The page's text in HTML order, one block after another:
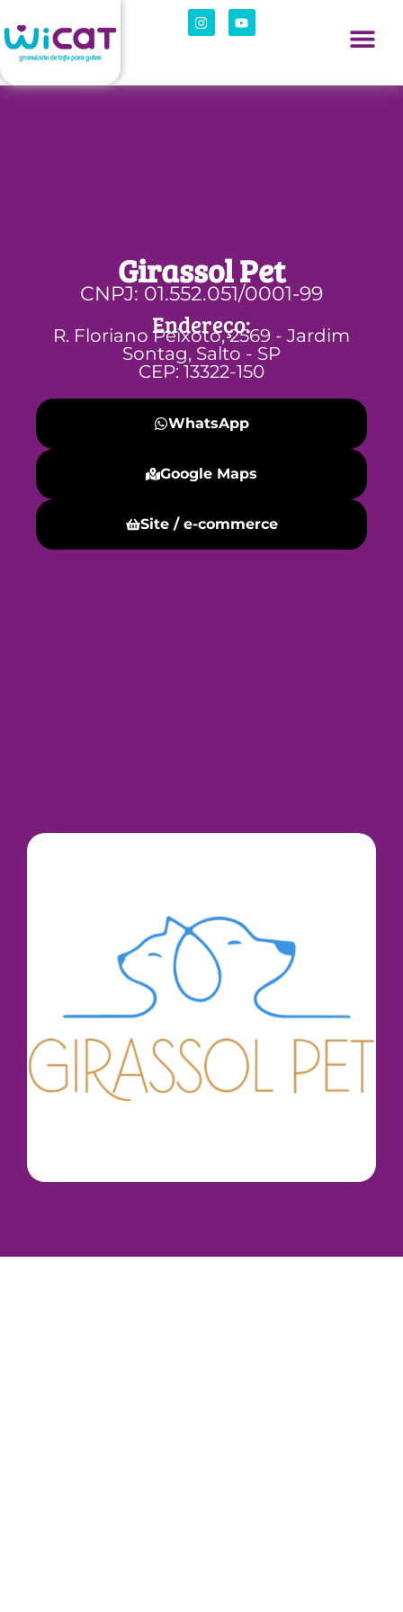
Girassol Pet
CNPJ: 01.552.051/0001-99
Endereço:
R. Floriano Peixoto, 2569 - Jardim
Sontag, Salto - SP
CEP: 13322-150
WhatsApp
Google Maps
Site / e-commerce